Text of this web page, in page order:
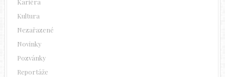
Kariéra
Kultura
Nezařazené
Novinky
Pozvánky
Reportáže